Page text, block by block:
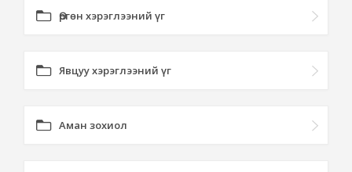
Өргөн хэрэглээний үг
Явцуу хэрэглээний үг
Аман зохиол